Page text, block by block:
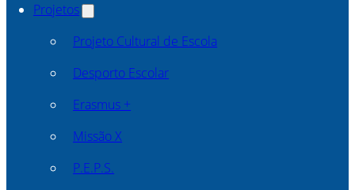
Projetos
Projeto Cultural de Escola
Desporto Escolar
Erasmus +
Missão X
P.E.P.S.